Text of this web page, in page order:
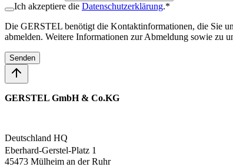
Ich akzeptiere die Datenschutzerklärung.*
Die GERSTEL benötigt die Kontaktinformationen, die Sie
abmelden. Weitere Informationen zur Abmeldung sowie zu
Senden
GERSTEL GmbH & Co.KG
Deutschland HQ
Eberhard-Gerstel-Platz 1
45473 Mülheim an der Ruhr